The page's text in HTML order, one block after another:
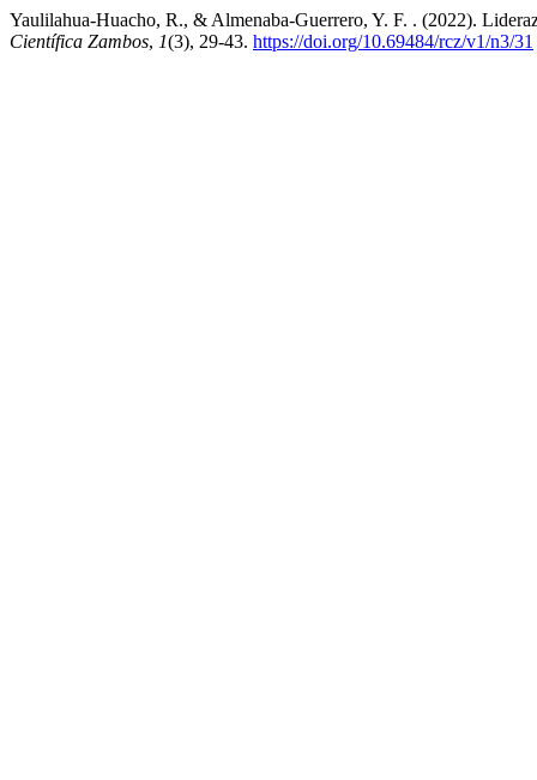
Yaulilahua-Huacho, R., & Almenaba-Guerrero, Y. F. . (2022).
Científica Zambos, 1(3), 29-43. https://doi.org/10.69484/rcz/v1/n3/31